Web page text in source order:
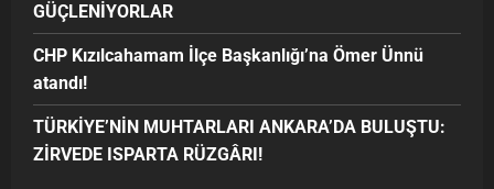
GÜÇLENİYORLAR
CHP Kızılcahamam İlçe Başkanlığı’na Ömer Ünnü
atandı!
TÜRKİYE’NİN MUHTARLARI ANKARA’DA BULUŞTU:
ZİRVEDE ISPARTA RÜZGÂRI!